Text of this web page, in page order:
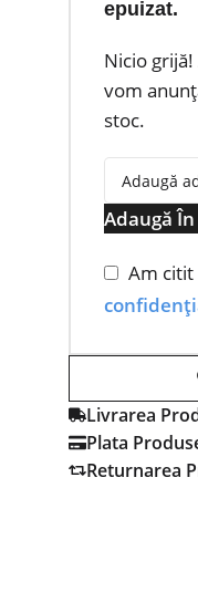
epuizat.
Nicio
vom
stoc.
Adaugă
Am citit
Livrarea
Plata
Returnarea